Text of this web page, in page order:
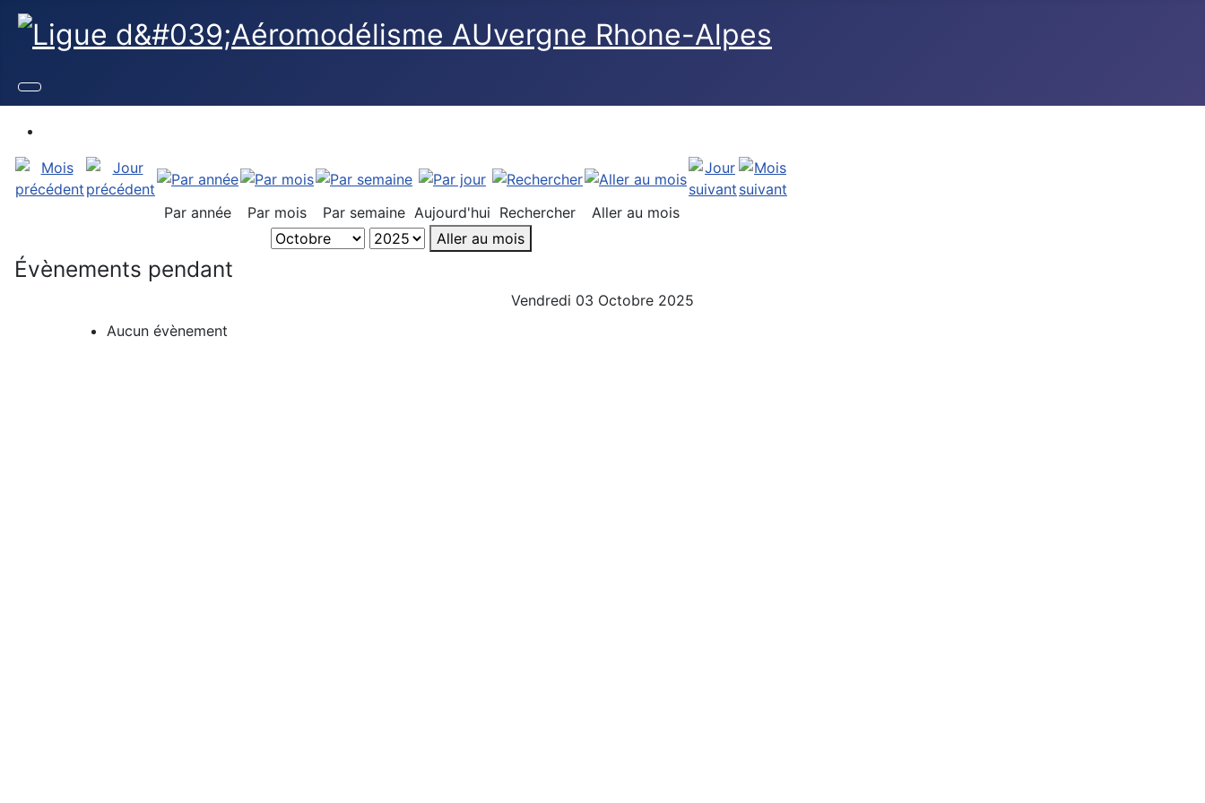
Par année Par mois Par semaine Aujourd'hui Rechercher
Aller au mois
Aller au mois
Évènements pendant
Vendredi 03 Octobre 2025
Aucun évènement